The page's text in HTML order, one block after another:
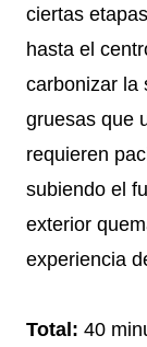
ciertas
hasta el
carbonizar la
gruesas que
requieren
subiendo el
exterior
experiencia
Total: 40